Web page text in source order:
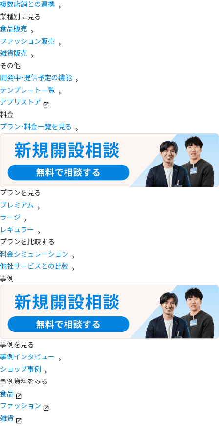
複数店舗との連携
業種別に見る
食品販売
ファッション販売
雑貨販売
その他
開発中・提供予定の機能
テンプレート一覧
アプリストア
料金
プラン・料金一覧を見る
プランを見る
プレミアム
ラージ
レギュラー
プランを比較する
料金シミュレーション
他社サービスとの比較
事例
事例を見る
事例インタビュー
ショップ事例
事例資料をみる
食品
ファッション
雑貨